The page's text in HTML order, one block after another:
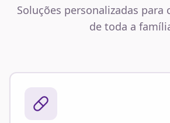
Soluções personalizadas para
de toda a